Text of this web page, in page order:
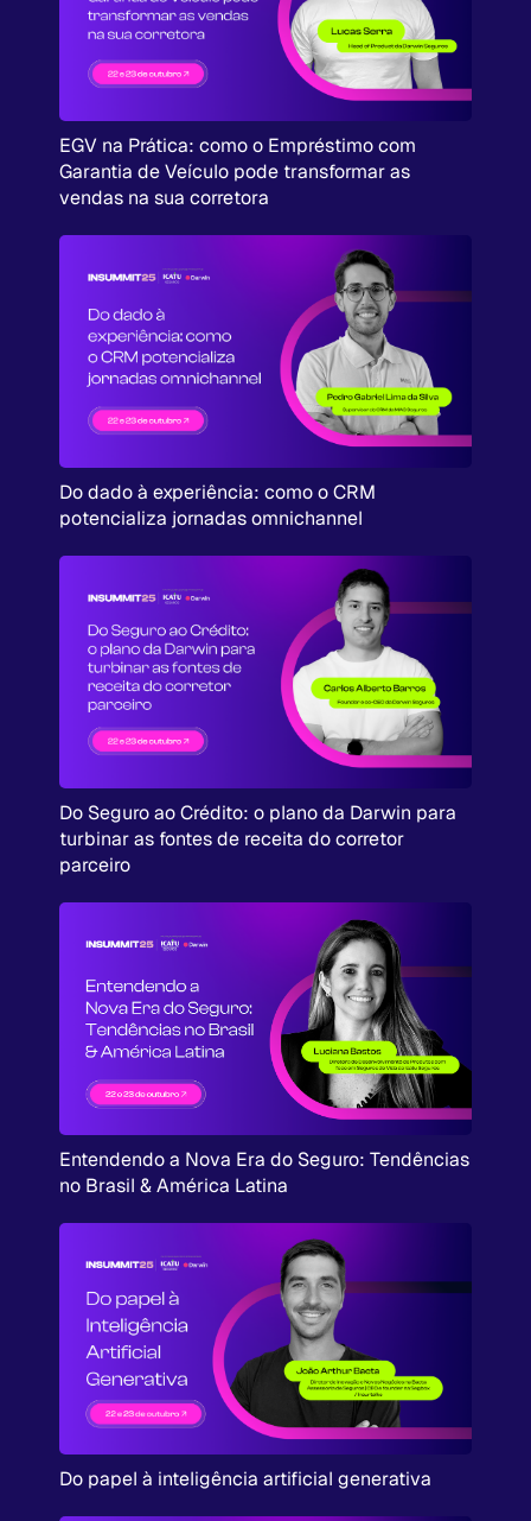
EGV na Prática: como o Empréstimo com
Garantia de Veículo pode transformar as
vendas na sua corretora
Do dado à experiência: como o CRM
potencializa jornadas omnichannel
Do Seguro ao Crédito: o plano da Darwin para
turbinar as fontes de receita do corretor
parceiro
Entendendo a Nova Era do Seguro: Tendências
no Brasil & América Latina
Do papel à inteligência artificial generativa